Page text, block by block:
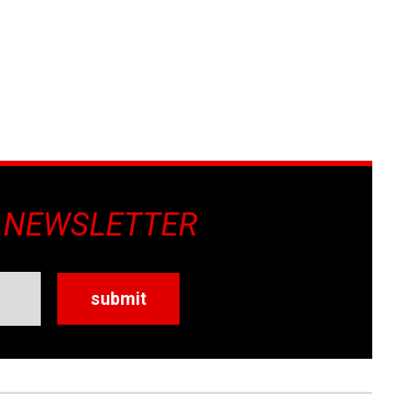
NEWSLETTER